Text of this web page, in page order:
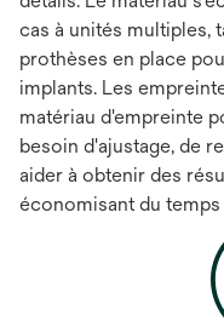
cas à unités multiples,
prothèses en place
implants. Les
matériau d'empreinte
besoin d'ajustage, de
aider à obtenir des
économisant du temps